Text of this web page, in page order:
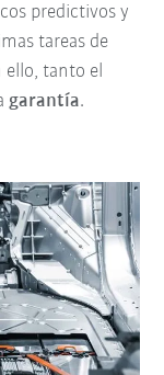
predictivos y
tareas de
tanto el
garantía.